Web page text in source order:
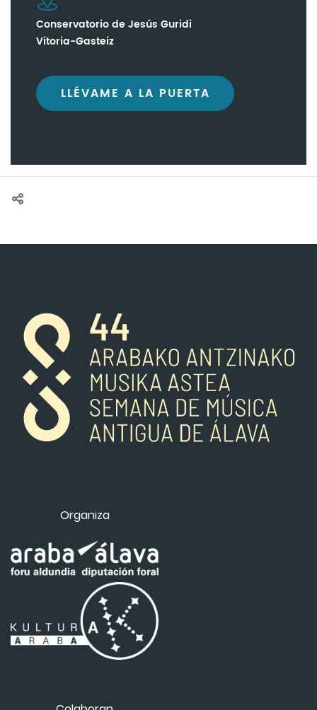
Conservatorio de Jesús Guridi
Vitoria-Gasteiz
LLÉVAME A LA PUERTA
Organiza